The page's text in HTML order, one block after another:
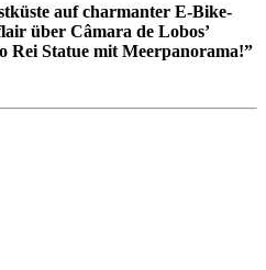
auf charmanter E-Bike-
über Câmara de Lobos’
Rei Statue mit Meerpanorama!”